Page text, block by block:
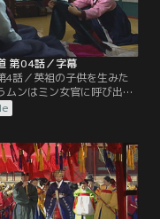
第04話／字幕
4話／英祖の子供を生みた
ムンはミン女官に呼び出さ
ない夢を見るなと叱責され
、ムン女官はソングクを利
、思悼世子は、宮中内で流
噂を耳にして、英祖に逆ら
にふける毎日を送るが、そ
のために惠嬪ホン氏は献身
尽くす。